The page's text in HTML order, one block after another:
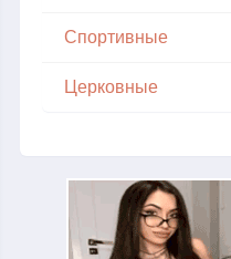
Спортивные
Церковные